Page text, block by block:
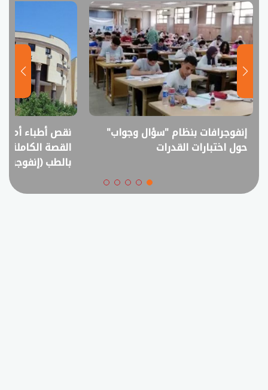
نقص أطباء أم فائض خريجين؟..
القصة الكاملة لمقترح خفض القبول
انفوجراف..
في امتحانات